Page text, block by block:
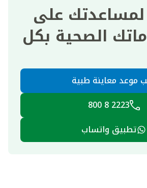
على
الصحية بكل
موعد معاينة طبية
2223 8 800
تطبيق واتساب